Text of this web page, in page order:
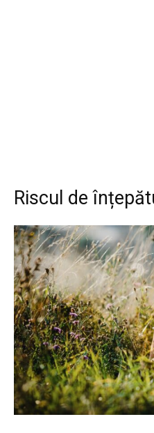
Riscul de